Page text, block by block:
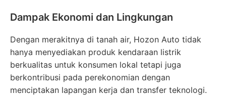
Dampak Ekonomi dan Lingkungan
Dengan merakitnya di tanah air, Hozon Auto tidak
hanya menyediakan produk kendaraan listrik
berkualitas untuk konsumen lokal tetapi juga
berkontribusi pada perekonomian dengan
menciptakan lapangan kerja dan transfer teknologi.